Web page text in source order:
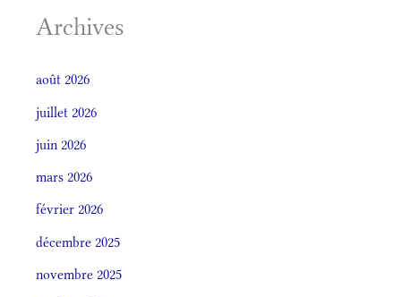
Archives
août 2026
juillet 2026
juin 2026
mars 2026
février 2026
décembre 2025
novembre 2025